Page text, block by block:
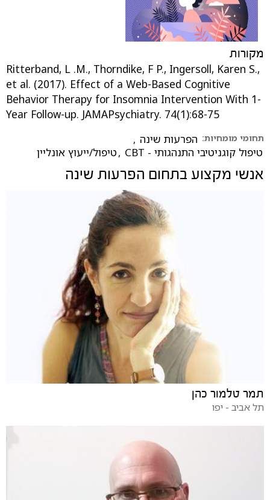
מקורות
Ritterband, L .M., Thorndike, F P., Ingersoll, Karen S.,
et al. (2017). Effect of a Web-Based Cognitive
Behavior Therapy for Insomnia Intervention With 1-
Year Follow-up. JAMAPsychiatry. 74(1):68-75
תחומי מומחיות: הפרעות שינה ,
טיפול קוגניטיבי התנהגותי - CBT
,טיפול/ייעוץ אונליין
אנשי מקצוע בתחום הפרעות שינה
תמר טלמור כהן
תל אביב - יפו